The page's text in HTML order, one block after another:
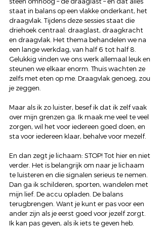
staat in balans op een vlakke onderkant, het
draagvlak. Tijdens deze sessies staat die
driehoek centraal: draaglast, draagkracht
en draagvlak. Het thema behandelen we na
een lange werkdag, van half 6 tot half 8.
Gelukkig vinden we ons werk allemaal leuk en
steunen we elkaar enorm. Thuis wachten ze
zelfs met eten op me. Draagvlak genoeg, zou
je zeggen.
Maar als ik zo luister, besef ik dat ik zelf vaak
over mijn grenzen ga. Ik maak me veel te veel
zorgen, wil het voor iedereen goed doen, en
sta voor iedereen klaar, behalve voor mezelf.
En dan zegt je lichaam: STOP! Tot hier en niet
verder. Het is belangrijk om naar je lichaam
te luisteren en die signalen serieus te nemen.
Dan ga ik schilderen, sporten, wandelen met
mijn lief. De accu opladen. De balans
terugbrengen. Want je kunt er pas voor een
ander zijn als je eerst goed voor jezelf zorgt.
Ik kan pas geven, als ik iets te geven heb.